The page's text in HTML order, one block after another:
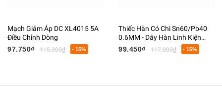
Mạch Giảm Áp DC XL4015 5A
Điều Chỉnh Dòng
97.750₫
115.000₫ - 15%
Thiếc Hàn Có Chì Sn60/Pb40
0.6MM - Dây Hàn Linh Kiện
Điện Tử Có Lõi Flux
99.450₫ 117.000₫ - 15%